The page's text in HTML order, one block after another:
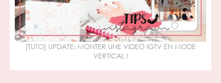
[TUTO] UPDATE: MONTER UNE VIDEO IGTV EN MODE
VERTICAL !